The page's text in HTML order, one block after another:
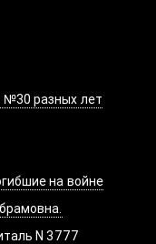
№30 разных лет
на войне
N 3777